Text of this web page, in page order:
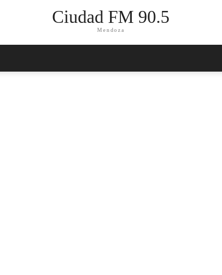
Ciudad FM 90.5
Mendoza